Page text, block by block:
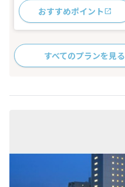
おすすめポイント
すべてのプランを見る